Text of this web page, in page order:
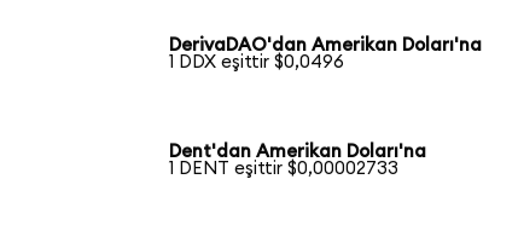
DerivaDAO'dan Amerikan Doları'na
1 DDX eşittir $0,0496
Dent'dan Amerikan Doları'na
1 DENT eşittir $0,00002733